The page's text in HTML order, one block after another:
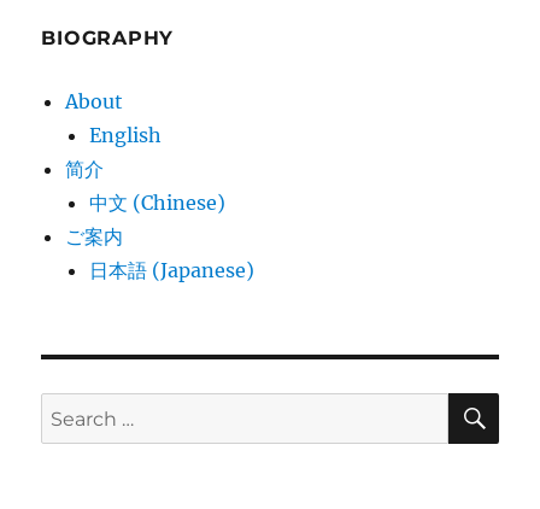
BIOGRAPHY
About
English
简介
中文 (Chinese)
ご案内
日本語 (Japanese)
Search
for: